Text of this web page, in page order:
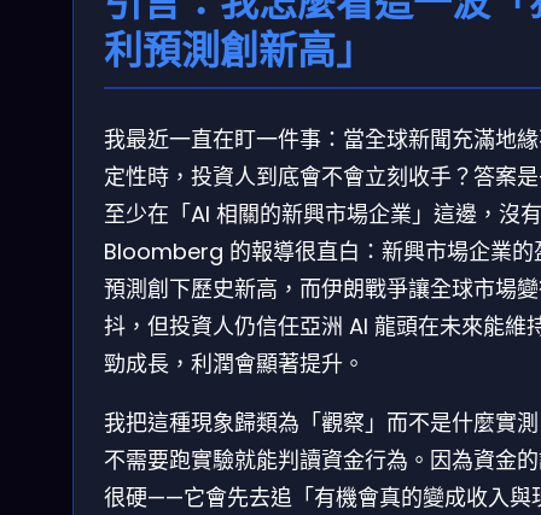
利預測創新高」
我最近一直在盯一件事：當全球新聞充滿地
定性時，投資人到底會不會立刻收手？答案
至少在「AI 相關的新興市場企業」這邊，沒
Bloomberg 的報導很直白：新興市場企業的
預測創下歷史新高，而伊朗戰爭讓全球市場
抖，但投資人仍信任亞洲 AI 龍頭在未來能維
勁成長，利潤會顯著提升。
我把這種現象歸類為「觀察」而不是什麼實
不需要跑實驗就能判讀資金行為。因為資金
很硬——它會先去追「有機會真的變成收入與